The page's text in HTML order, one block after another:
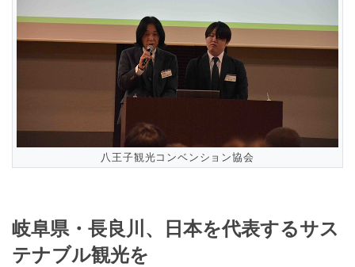
八王子観光コンベンション協会
岐阜県・長良川、日本を代表するサス
テナブル観光を